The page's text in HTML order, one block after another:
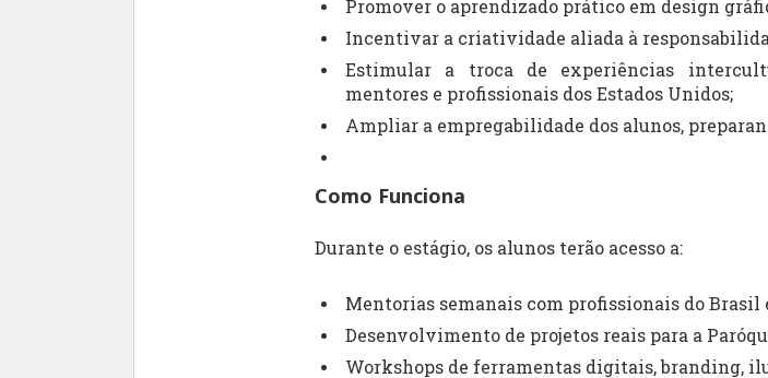
Promover o aprendizado prático em design
Incentivar a criatividade aliada à
Estimular a troca de experiências
mentores e profissionais dos Estados Unidos;
Ampliar a empregabilidade dos alunos,
Como Funciona
Durante o estágio, os alunos terão acesso a:
Mentorias semanais com profissionais do Brasil
Desenvolvimento de projetos reais para a
Workshops de ferramentas digitais, branding,